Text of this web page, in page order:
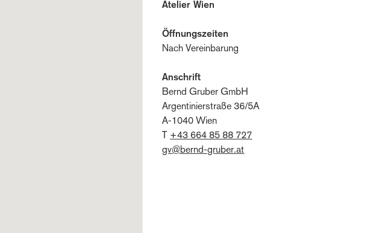
Atelier Wien
Öffnungszeiten
Nach Vereinbarung
Anschrift
Bernd Gruber GmbH
Argentinierstraße 36/5A
A-1040 Wien
T +43 664 85 88 727
gv@bernd-gruber.at